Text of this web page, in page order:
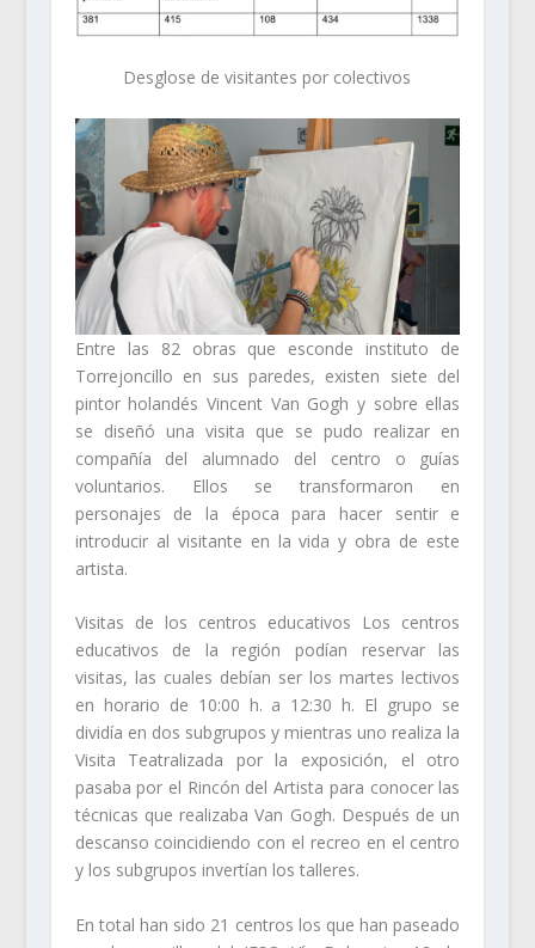
Desglose de visitantes por colectivos
Entre las 82 obras que esconde instituto de
Torrejoncillo en sus paredes, existen siete del
pintor holandés Vincent Van Gogh y sobre ellas
se diseñó una visita que se pudo realizar en
compañía del alumnado del centro o guías
voluntarios. Ellos se transformaron en
personajes de la época para hacer sentir e
introducir al visitante en la vida y obra de este
artista.
Visitas de los centros educativos Los centros
educativos de la región podían reservar las
visitas, las cuales debían ser los martes lectivos
en horario de 10:00 h. a 12:30 h. El grupo se
dividía en dos subgrupos y mientras uno realiza la
Visita Teatralizada por la exposición, el otro
pasaba por el Rincón del Artista para conocer las
técnicas que realizaba Van Gogh. Después de un
descanso coincidiendo con el recreo en el centro
y los subgrupos invertían los talleres.
En total han sido 21 centros los que han paseado